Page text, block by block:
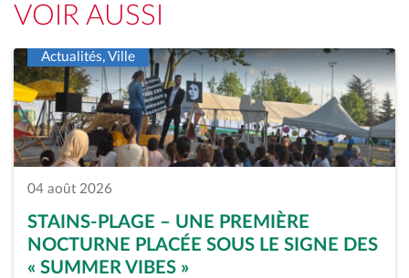
VOIR AUSSI
Actualités, Ville
04 août 2026
STAINS-PLAGE – UNE PREMIÈRE
NOCTURNE PLACÉE SOUS LE SIGNE DES
« SUMMER VIBES »